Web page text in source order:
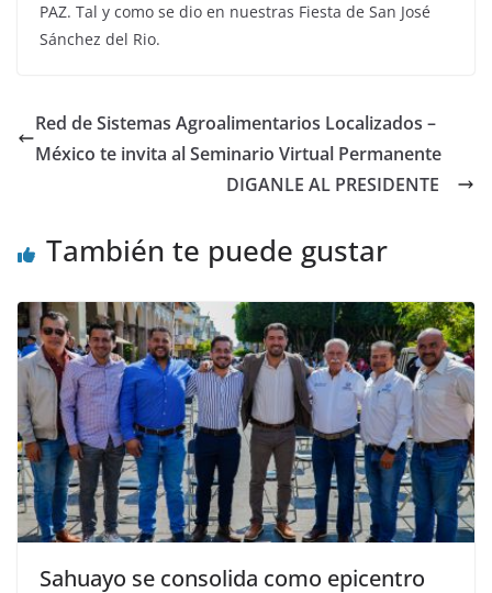
PAZ. Tal y como se dio en nuestras Fiesta de San José
Sánchez del Rio.
Red de Sistemas Agroalimentarios Localizados –
México te invita al Seminario Virtual Permanente
DIGANLE AL PRESIDENTE
También te puede gustar
Sahuayo se consolida como epicentro